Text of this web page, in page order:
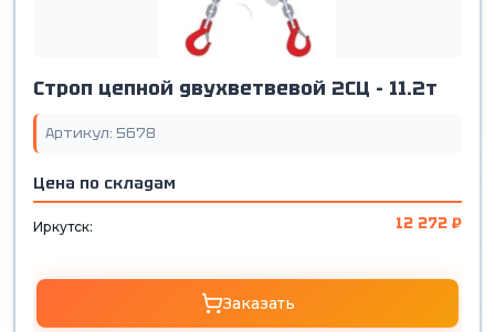
Строп цепной двухветвевой 2СЦ - 11.2т
Артикул: 5678
Цена по складам
Иркутск: 12 272 ₽
Заказать